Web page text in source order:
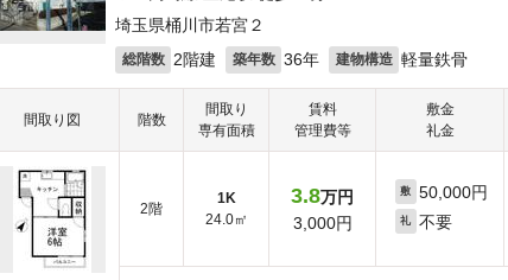
埼玉県桶川市若宮２
総階数 2階建 築年数 36年 建物構造 軽量鉄骨
間取り図 階数
間取り
専有面積
賃料
管理費等
敷金
礼金
2階
1K
24.0㎡
3.8万円
3,000円
敷 50,000円
礼 不要